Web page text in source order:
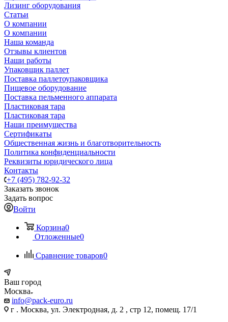
Лизинг оборудования
Статьи
О компании
О компании
Наша команда
Отзывы клиентов
Наши работы
Упаковщик паллет
Поставка паллетоупаковщика
Пищевое оборудование
Поставка пельменного аппарата
Пластиковая тара
Пластиковая тара
Наши преимущества
Сертификаты
Общественная жизнь и благотворительность
Политика конфиденциальности
Реквизиты юридического лица
Контакты
+7 (495) 782-92-32
Заказать звонок
Задать вопрос
Войти
Корзина0
Отложенные0
Сравнение товаров0
Ваш город
Москва
info@pack-euro.ru
г . Москва, ул. Электродная, д. 2 , стр 12, помещ. 17/1